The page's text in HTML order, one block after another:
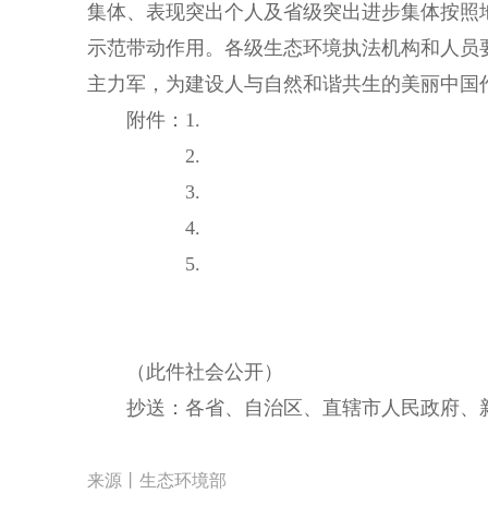
集体、表现突出个人及省级突出进步集体按
示范带动作用。各级生态环境执法机构和人
主力军，为建设人与自然和谐共生的美丽中国
附件：1.
2.
3.
4.
5.
（此件社会公开）
抄送：各省、自治区、直辖市人民政府、
来源丨生态环境部